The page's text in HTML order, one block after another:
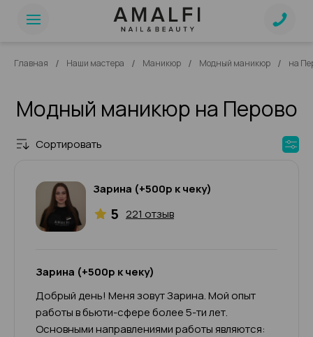
Главная / Наши мастера / Маникюр / Модный маникюр / на
Модный маникюр на Перово
Сортировать
Зарина (+500р к чеку)
5 221 отзыв
Зарина (+500р к чеку)
Добрый день! Меня зовут Зарина. Мой опыт
работы в бьюти-сфере более 5-ти лет.
Основными направлениями работы являются: